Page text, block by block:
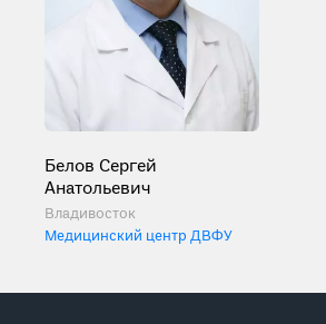
Белов Сергей
Анатольевич
Владивосток
Медицинский центр ДВФУ